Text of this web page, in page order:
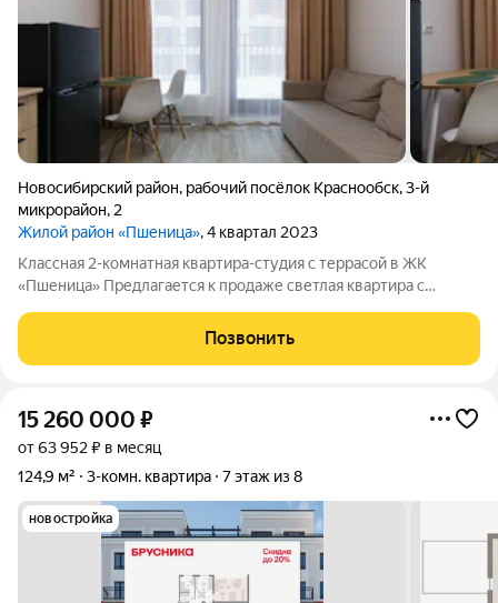
Новосибирский район, рабочий посёлок Краснообск,3-й
микрорайон, 2
Жилой район «Пшеница», 4 квартал 2023
Классная 2-комнатная квартира-студия с террасой в ЖК
«Пшеница» Предлагается к продаже светлая квартира с
террасой 7,6 м (площадь указана без учёта террасы). О
квартире: Планировка: продуманная
Позвонить
15 260 000 ₽
от 63 952 ₽ в месяц
124,9 м²
3-комн. квартира 7 этаж из 8
новостройка